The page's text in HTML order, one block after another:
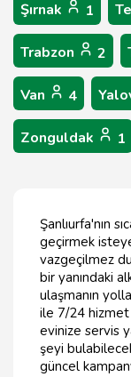
Şırnak 1
Trabzon 2
Van 4
Zonguldak 1
Şanlıurfa'nın
geçirmek
vazgeçilmez
bir yanındaki
ulaşmanın
ile 7/24
evinize servis
şeyi
güncel